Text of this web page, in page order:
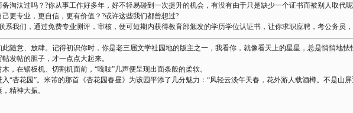
淘汰过吗？?你从事工作好多年，好不轻易碰到一次提升的机会，有没有由于只是缺少一个证书而被别人取代
更专业，更自信，更有价值？?或许这些我们都曾想过?
系我们，通过免费专业测评，审核，便可短期内获得教育部颁发的学历学位认证书，让你求职应聘，考公务员
随意、放肆。记得初识你时，你是老三届文学社园地的版主之一，我看你，就像看天上的星星，总是悄悄地
发帖的胆子，才一点点大起来。
在锯板机、切割机面前，“嘎吱”几声便呈现出面条般的柔软。
杏花园”。米芾的那首《杏花园春昼》为该园平添了几分魅力：“风轻云淡午天春，花外游人载酒樽。不是山屏
精神大振。